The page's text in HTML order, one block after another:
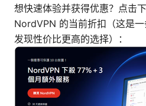
想快速体验并获得优惠？点击
NordVPN 的当前折扣（这是
发现性价比更高的选择）：